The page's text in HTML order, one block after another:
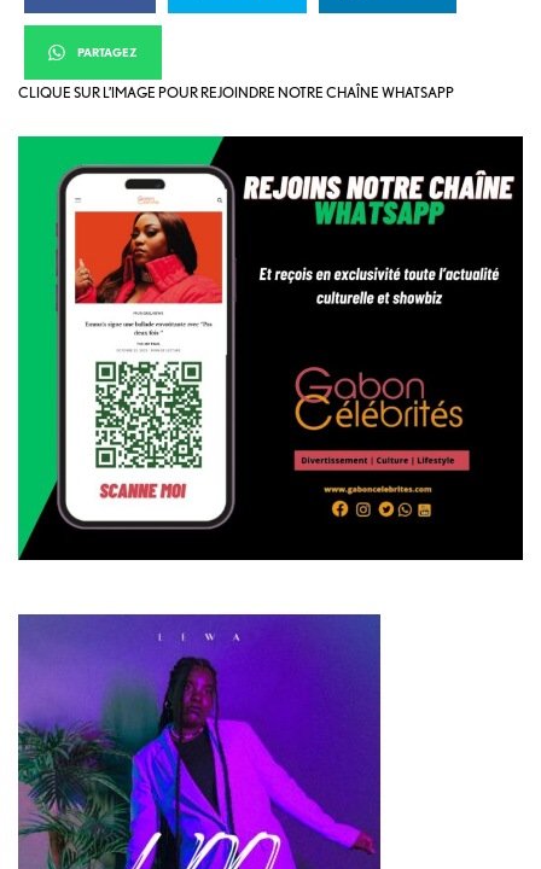
PARTAGEZ
CLIQUE SUR L’IMAGE POUR REJOINDRE NOTRE CHAÎNE WHATSAPP